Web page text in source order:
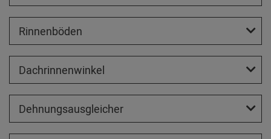
Rinnenböden
Dachrinnenwinkel
Dehnungsausgleicher